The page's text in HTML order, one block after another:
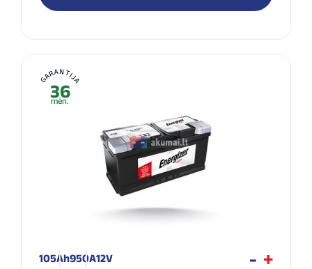
GARANTIJA
36
mėn.
105Ah950A12V